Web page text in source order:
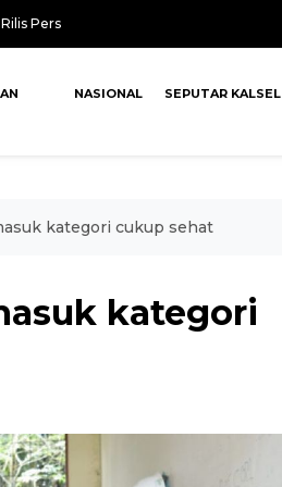
Rilis Pers
NASIONAL SEPUTAR KALSEL
kategori cukup sehat
kategori